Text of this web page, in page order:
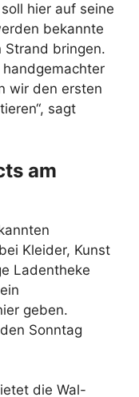
hier auf seine
bekannte
Strand bringen.
wir den ersten
sagt
am
Kleider, Kunst
Ladentheke
geben.
Sonntag
die Wal-